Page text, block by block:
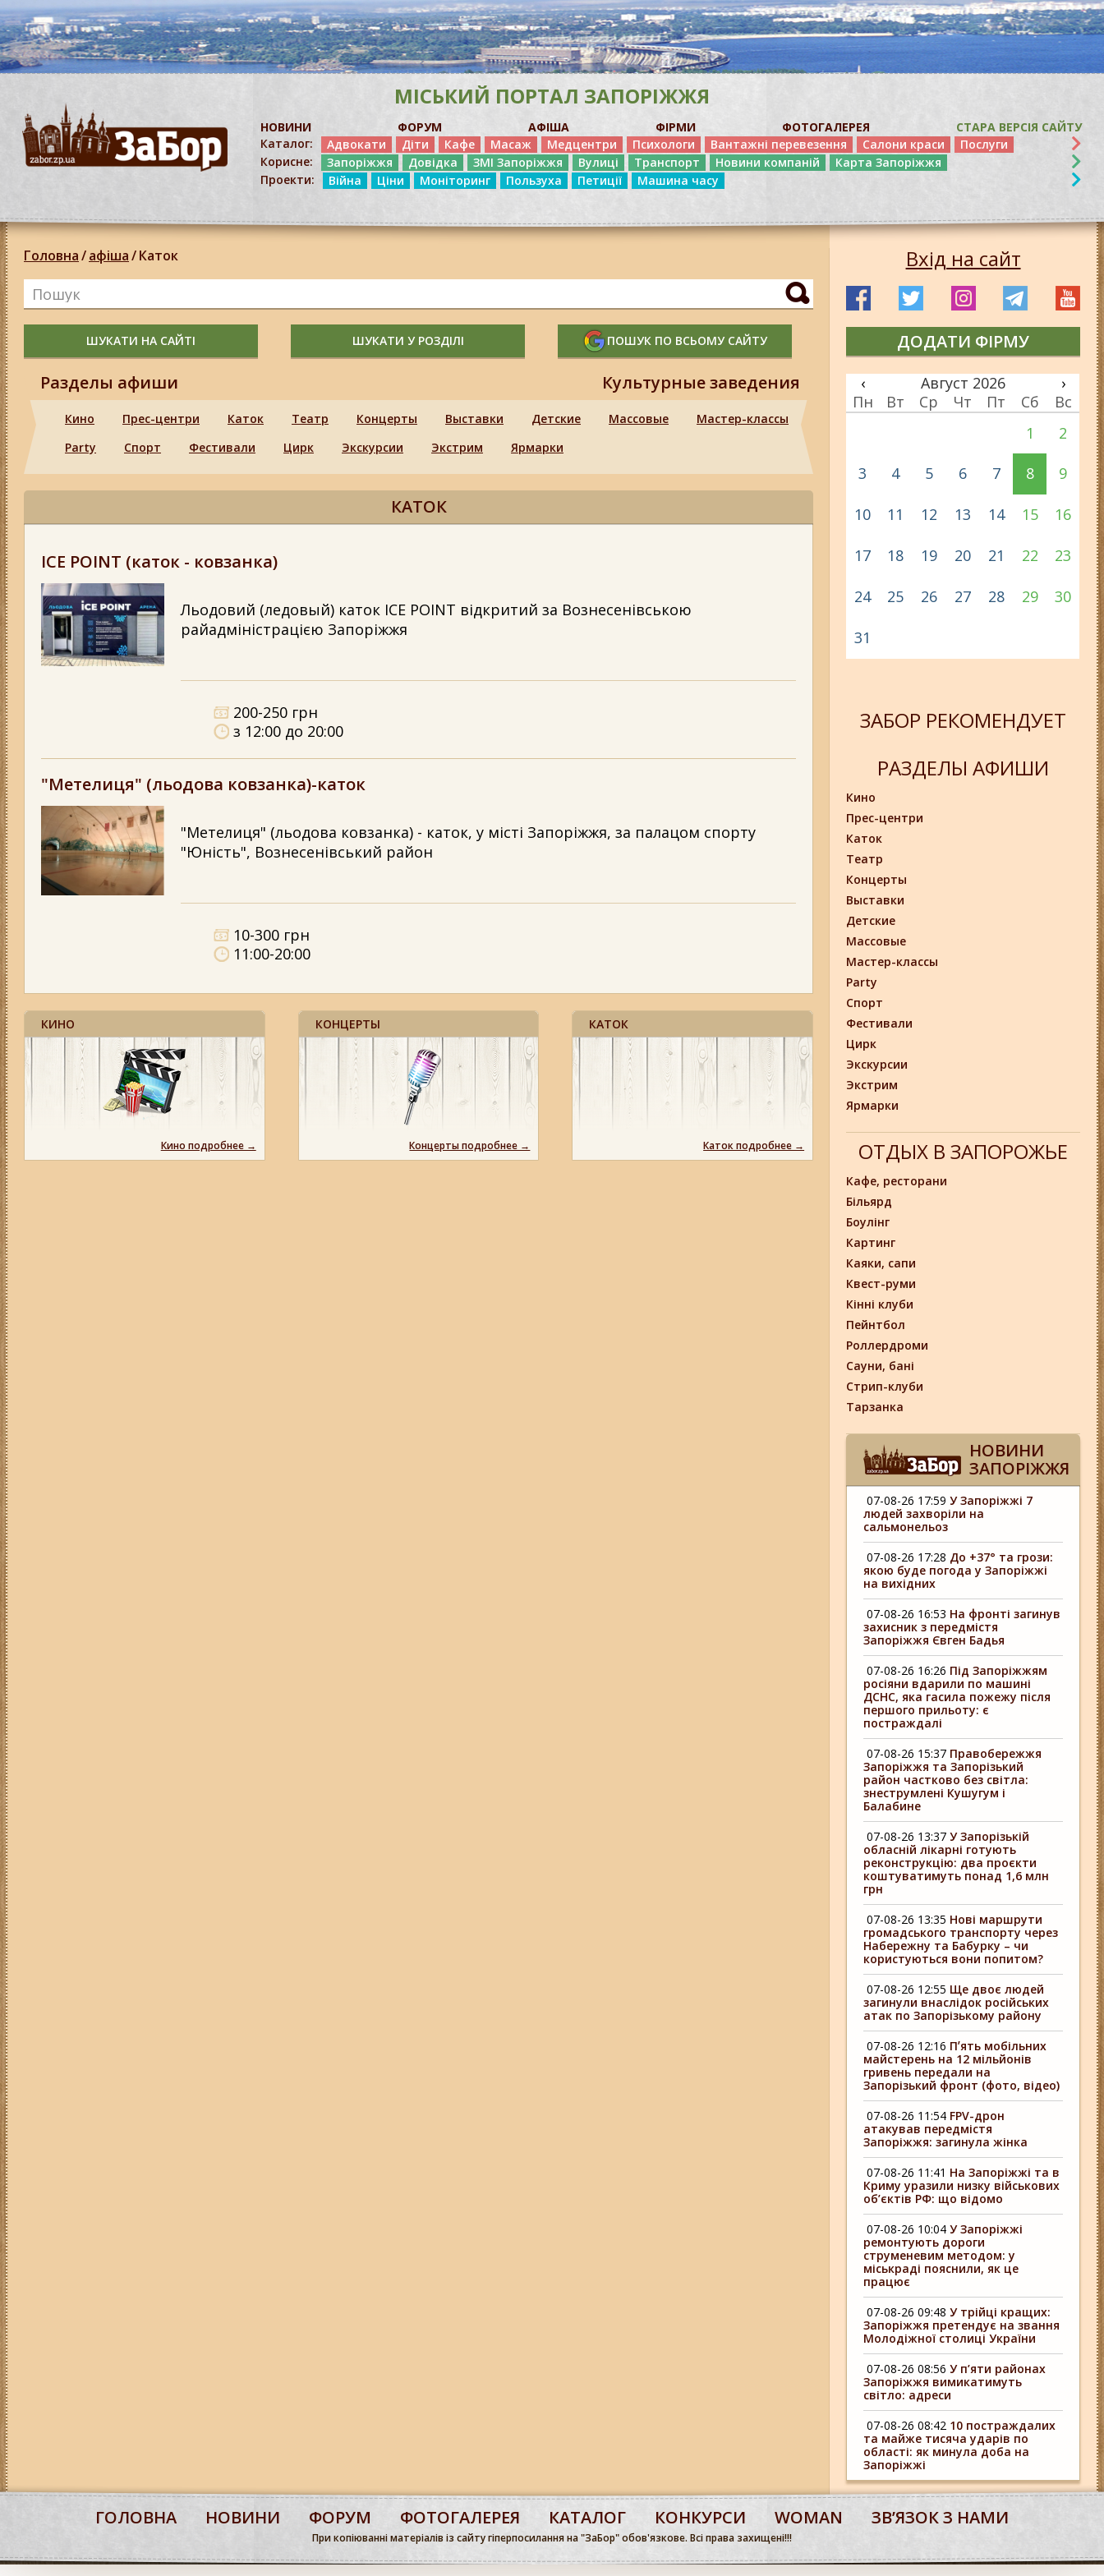
МІСЬКИЙ ПОРТАЛ ЗАПОРІЖЖЯ
НОВИНИ ФОРУМ АФІША ФІРМИ ФОТОГАЛЕРЕЯ
СТАРА ВЕРСІЯ САЙТУ
Каталог:
Адвокати Діти Кафе Масаж Медцентри Психологи Вантажні перевезення Салони краси
Послуги
Корисне:
Запоріжжя Довідка ЗМІ Запоріжжя Вулиці Транспорт Новини компаній
Карта Запоріжжя
Проекти:
Війна Ціни Моніторинг Пользуха Петиції Машина часу
Головна/афіша/Каток
ШУКАТИ НА САЙТІ ШУКАТИ У РОЗДІЛІ ПОШУК ПО ВСЬОМУ САЙТУ
Разделы афиши Культурные заведения
Кино Прес-центри Каток Театр Концерты Выставки Детские Массовые
Мастер-классы
Party
Спорт Фестивали Цирк Экскурсии Экстрим Ярмарки
КАТОК
ICE POINT (каток - ковзанка)
Льодовий (ледовый) каток ICE POINT відкритий за Вознесенівською
райадміністрацією Запоріжжя
200-250 грн
з 12:00 до 20:00
"Метелиця" (льодова ковзанка)-каток
"Метелиця" (льодова ковзанка) - каток, у місті Запоріжжя, за палацом спорту
"Юність", Вознесенівський район
10-300 грн
11:00-20:00
КИНО
Кино подробнее →
КОНЦЕРТЫ
Концерты подробнее →
КАТОК
Каток подробнее →
Вхід на сайт
ДОДАТИ ФІРМУ
1 2
3 4 5 6 7 8 9
10 11 12 13 14 15 16
17 18 19 20 21 22 23
24 25 26 27 28 29 30
31
‹ Август 2026
›
Пн
Вт Ср Чт Пт Сб Вс
ЗАБОР РЕКОМЕНДУЕТ
РАЗДЕЛЫ АФИШИ
Кино
Прес-центри
Каток
Театр
Концерты
Выставки
Детские
Массовые
Мастер-классы
Party
Спорт
Фестивали
Цирк
Экскурсии
Экстрим
Ярмарки
ОТДЫХ В ЗАПОРОЖЬЕ
Кафе, ресторани
Більярд
Боулінг
Картинг
Каяки, сапи
Квест-руми
Кінні клуби
Пейнтбол
Роллердроми
Сауни, бані
Стрип-клуби
Тарзанка
НОВИНИ
ЗАПОРІЖЖЯ
07-08-26 17:59 У Запоріжжі 7
людей захворіли на
сальмонельоз
07-08-26 17:28 До +37° та грози:
якою буде погода у Запоріжжі
на вихідних
07-08-26 16:53 На фронті загинув
захисник з передмістя
Запоріжжя Євген Бадья
07-08-26 16:26 Під Запоріжжям
росіяни вдарили по машині
ДСНС, яка гасила пожежу після
першого прильоту: є
постраждалі
07-08-26 15:37 Правобережжя
Запоріжжя та Запорізький
район частково без світла:
знеструмлені Кушугум і
Балабине
07-08-26 13:37 У Запорізькій
обласній лікарні готують
реконструкцію: два проєкти
коштуватимуть понад 1,6 млн
грн
07-08-26 13:35 Нові маршрути
громадського транспорту через
Набережну та Бабурку – чи
користуються вони попитом?
07-08-26 12:55 Ще двоє людей
загинули внаслідок російських
атак по Запорізькому району
07-08-26 12:16 Пʼять мобільних
майстерень на 12 мільйонів
гривень передали на
Запорізький фронт (фото, відео)
07-08-26 11:54 FPV-дрон
атакував передмістя
Запоріжжя: загинула жінка
07-08-26 11:41 На Запоріжжі та в
Криму уразили низку військових
об’єктів РФ: що відомо
07-08-26 10:04 У Запоріжжі
ремонтують дороги
струменевим методом: у
міськраді пояснили, як це
працює
07-08-26 09:48 У трійці кращих:
Запоріжжя претендує на звання
Молодіжної столиці України
07-08-26 08:56 У п’яти районах
Запоріжжя вимикатимуть
світло: адреси
07-08-26 08:42 10 постраждалих
та майже тисяча ударів по
області: як минула доба на
Запоріжжі
ГОЛОВНА НОВИНИ ФОРУМ ФОТОГАЛЕРЕЯ КАТАЛОГ КОНКУРСИ WOMAN ЗВʼЯЗОК З НАМИ
При копіюванні матеріалів із сайту гіперпосилання на "ЗаБор" обов'язкове. Всі права захищені!!!